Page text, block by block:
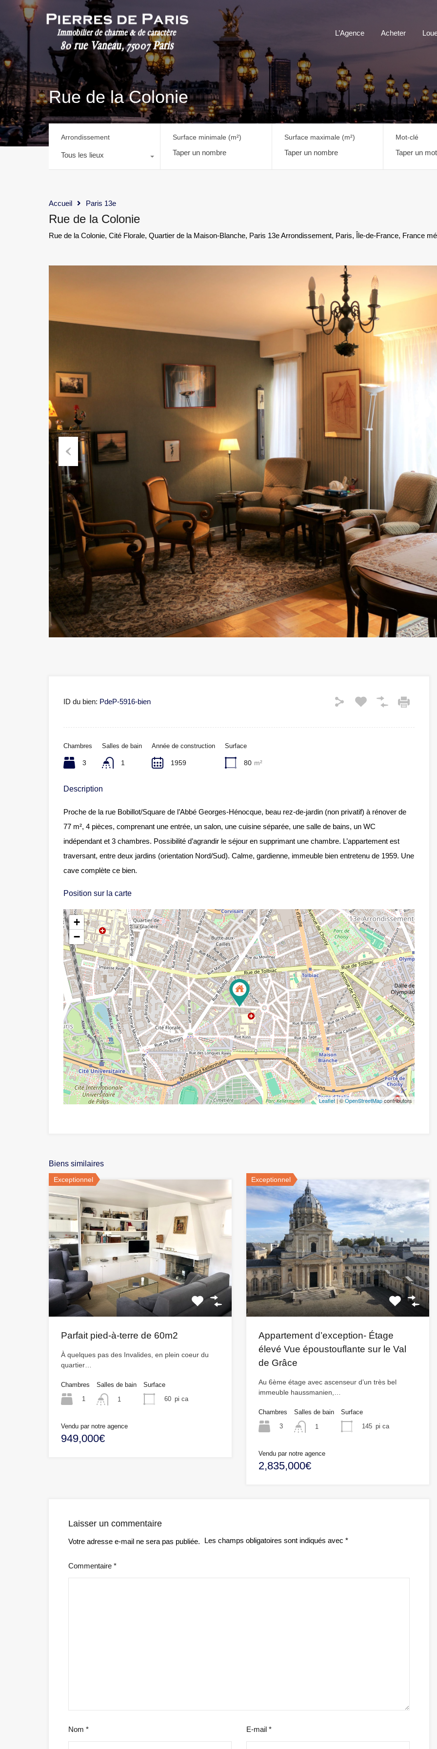
L’Agence Acheter
Rue de la Colonie
Arrondissement
Tous les lieux
Surface minimale (m²) Surface maximale (m²) Mot-clé
Accueil Paris 13e
Rue de la Colonie
Rue de la Colonie, Cité Florale, Quartier de la Maison-Blanche, Paris 13e Arrondissement, Paris, Île-de-France, France
Previous
ID du bien: PdeP-5916-bien
Chambres
3
Salles de bain
1
Année de construction
1959
Surface
80 m²
Description
Proche de la rue Bobillot/Square de l’Abbé Georges-Hénocque, beau rez-de-jardin (non privatif) à rénover de
77 m², 4 pièces, comprenant une entrée, un salon, une cuisine séparée, une salle de bains, un WC
indépendant et 3 chambres. Possibilité d’agrandir le séjour en supprimant une chambre. L’appartement est
traversant, entre deux jardins (orientation Nord/Sud). Calme, gardienne, immeuble bien entretenu de 1959. Une
cave complète ce bien.
Position sur la carte
+
−
Leaflet| ©OpenStreetMapcontributors
Biens similaires
Exceptionnel
Parfait pied-à-terre de 60m2
À quelques pas des Invalides, en plein coeur du
quartier…
Chambres
1
Salles de bain
1
Surface
60 pi ca
Vendu par notre agence
949,000€
Exceptionnel
Appartement d’exception- Étage
élevé Vue époustouflante sur le Val
de Grâce
Au 6ème étage avec ascenseur d’un très bel
immeuble haussmanien,…
Chambres
3
Salles de bain
1
Surface
145 pi ca
Vendu par notre agence
2,835,000€
Laisser un commentaire
Votre adresse e-mail ne sera pas publiée. Les champs obligatoires sont indiqués avec *
Commentaire *
Nom * E-mail *